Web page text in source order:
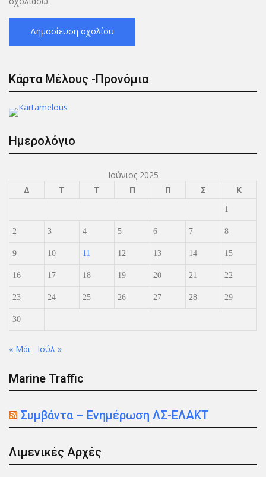
Κάρτα Μέλους -Προνόμια
Ημερολόγιο
Ιούνιος 2025
Δ
Τ Τ Π Π Σ Κ
1
2 3 4 5 6 7 8
9 10 11 12 13 14 15
16 17 18 19 20 21 22
23 24 25 26 27 28 29
30
« Μάι Ιούλ »
Marine Traffic
Συμβάντα – Ενημέρωση ΛΣ-ΕΛΑΚΤ
Λιμενικές Αρχές